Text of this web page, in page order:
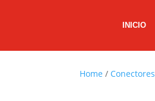
INICIO
Home / Conectores